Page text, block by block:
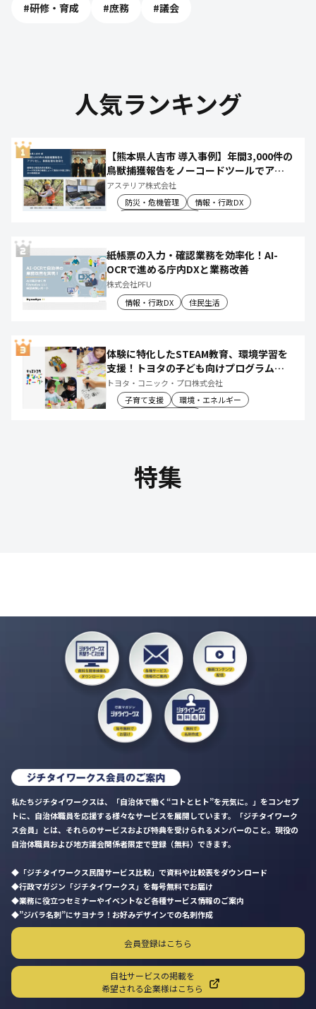
#研修・育成 #庶務 #議会
人気ランキング
【熊本県人吉市 導入事例】年間3,000件の
鳥獣捕獲報告をノーコードツールでアプ
リ化し、月50時間の庁内作業を削減
アステリア株式会社
防災・危機管理
情報・行政DX
紙帳票の入力・確認業務を効率化！AI-
OCRで進める庁内DXと業務改善
株式会社PFU
情報・行政DX
住民生活
体験に特化したSTEAM教育、環境学習を
支援！トヨタの子ども向けプログラムで
社会や将来について楽しく学べる体験機
会を創出
トヨタ・コニック・プロ株式会社
子育て支援
環境・エネルギー
特集
私たちジチタイワークスは、「自治体で働く“コトとヒト”を元気に。」をコンセプ
トに、自治体職員を応援する様々なサービスを展開しています。「ジチタイワーク
ス会員」とは、それらのサービスおよび特典を受けられるメンバーのこと。現役の
自治体職員および地方議会関係者限定で登録（無料）できます。
「ジチタイワークス民間サービス比較」で資料や比較表をダウンロード
行政マガジン「ジチタイワークス」を毎号無料でお届け
業務に役立つセミナーやイベントなど各種サービス情報のご案内
”ジバラ名刺”にサヨナラ！お好みデザインでの名刺作成
会員登録はこちら
自社サービスの掲載を
希望される企業様はこちら